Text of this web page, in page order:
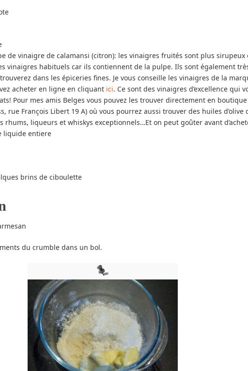
de vinaigre de calamansi (citron): les vinaigres fruités sont plus sirupeux
vinaigres habituels car ils contiennent de la pulpe. Ils sont également
dans les épiceries fines. Je vous conseille les vinaigres de la
acheter en ligne en cliquant ici. Ce sont des vinaigres d’excellence qui
Pour mes amis Belges vous pouvez les trouver directement en boutique
rue François Libert 19 A) où vous pourrez aussi trouver des huiles d’olive
rhums, liqueurs et whiskys exceptionnels…Et on peut goûter avant
liquide entiere
brins de ciboulette
du crumble dans un bol.